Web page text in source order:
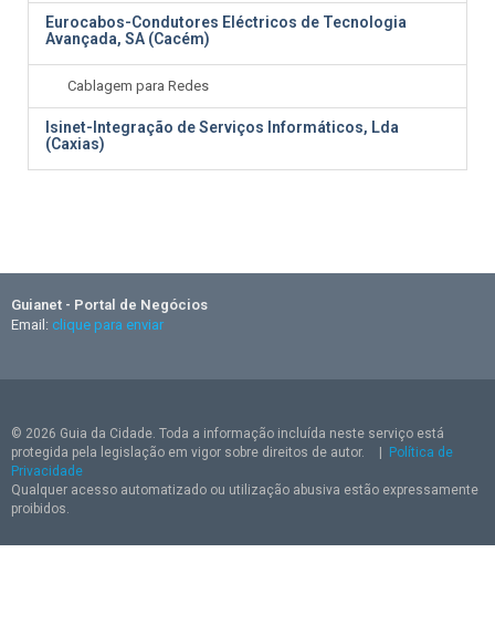
Eurocabos-Condutores Eléctricos de Tecnologia
Avançada, SA (Cacém)
Cablagem para Redes
Isinet-Integração de Serviços Informáticos, Lda
(Caxias)
Guianet - Portal de Negócios
Email: clique para enviar
© 2026 Guia da Cidade. Toda a informação incluída neste serviço está
protegida pela legislação em vigor sobre direitos de autor.
Política de
Privacidade
Qualquer acesso automatizado ou utilização abusiva estão expressamente
proibidos.